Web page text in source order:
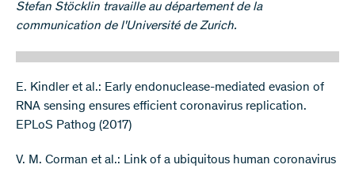
Stefan Stöcklin travaille au département de la
communication de l'Université de Zurich.
E. Kindler et al.: Early endonuclease-mediated evasion of
RNA sensing ensures efficient coronavirus replication.
EPLoS Pathog (2017)
V. M. Corman et al.: Link of a ubiquitous human coronavirus